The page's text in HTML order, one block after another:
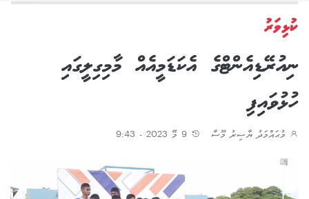
ކުޅިވަރު
ނިއުރޭޑިއެންޓްގެ އެކަޑަމީއެއް މާމިގިލީގައި
ހުޅުވައިފި
މުޙައްމަދު ޔާސިރު މޫސާ